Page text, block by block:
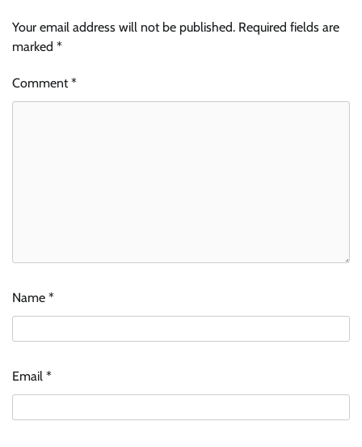
Your email address will not be published. Required fields are
marked *
Comment*
Name *
Email *